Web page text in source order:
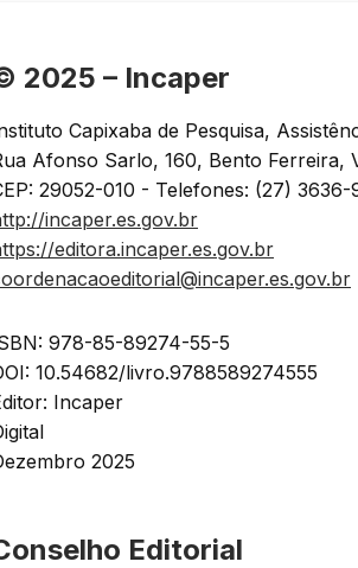
2025 – Incaper
Capixaba de Pesquisa,
Afonso Sarlo, 160, Bento Ferreira,
29052-010 - Telefones: (27)
incaper.es.gov.br
editora.incaper.es.gov.br
978-85-89274-55-5
10.54682/livro.9788589274555
Incaper
2025
Editorial